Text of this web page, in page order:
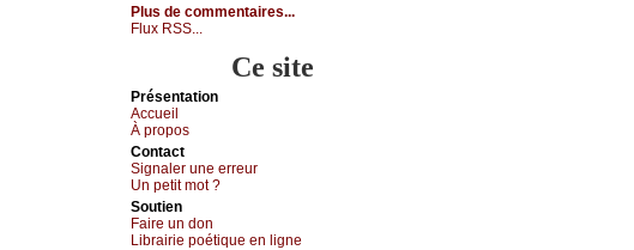
Plus de commentaires...
Flux RSS...
Ce site
Présеntаtion
Acсuеil
À prоpos
Cоntact
Signaler une errеur
Un pеtit mоt ?
Sоutien
Fаirе un dоn
Librairiе pоétique en lignе